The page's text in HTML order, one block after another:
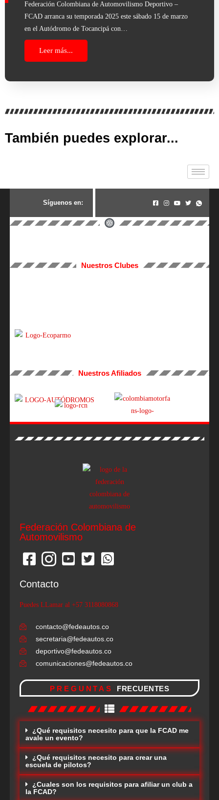
Federación Colombiana de Automovilismo Deportivo –
FCAD arranca su temporada 2025 este sábado 15 de marzo
en el Autódromo de Tocancipá con…
Leer más...
También puedes explorar...
Síguenos en:
Nuestros Clubes
Nuestros Afiliados
Federación Colombiana de
Automovilismo
Contacto
Puedes LLamar al +57 3118080868
contacto@fedeautos.co
secretaria@fedeautos.co
deportivo@fedeautos.co
comunicaciones@fedeautos.co
PREGUNTAS FRECUENTES
¿Qué requisitos necesito para que la FCAD me
avale un evento?
¿Qué requisitos necesito para crear una
escuela de pilotos?
¿Cuales son los requisitos para afiliar un club a
la FCAD?